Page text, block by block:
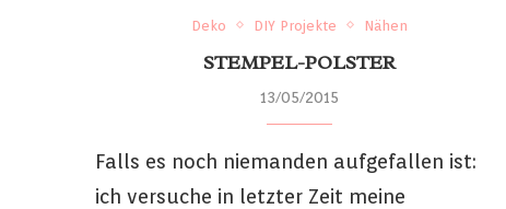
Deko DIY Projekte Nähen
STEMPEL-POLSTER
13/05/2015
Falls es noch niemanden aufgefallen ist:
ich versuche in letzter Zeit meine